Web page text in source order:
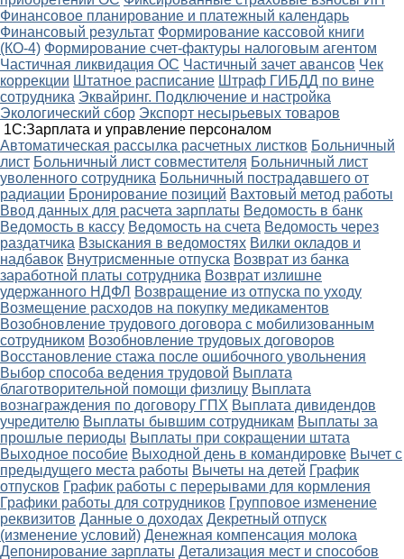
Финансовое планирование и платежный календарь
Финансовый результат Формирование кассовой книги
(КО-4) Формирование счет-фактуры налоговым агентом
Частичная ликвидация ОС Частичный зачет авансов Чек
коррекции Штатное расписание Штраф ГИБДД по вине
сотрудника Эквайринг. Подключение и настройка
Экологический сбор Экспорт несырьевых товаров
1С:Зарплата и управление персоналом
Автоматическая рассылка расчетных листков Больничный
лист Больничный лист совместителя Больничный лист
уволенного сотрудника Больничный пострадавшего от
радиации Бронирование позиций Вахтовый метод работы
Ввод данных для расчета зарплаты Ведомость в банк
Ведомость в кассу Ведомость на счета Ведомость через
раздатчика Взыскания в ведомостях Вилки окладов и
надбавок Внутрисменные отпуска Возврат из банка
заработной платы сотрудника Возврат излишне
удержанного НДФЛ Возвращение из отпуска по уходу
Возмещение расходов на покупку медикаментов
Возобновление трудового договора с мобилизованным
сотрудником Возобновление трудовых договоров
Восстановление стажа после ошибочного увольнения
Выбор способа ведения трудовой Выплата
благотворительной помощи физлицу Выплата
вознаграждения по договору ГПХ Выплата дивидендов
учредителю Выплаты бывшим сотрудникам Выплаты за
прошлые периоды Выплаты при сокращении штата
Выходное пособие Выходной день в командировке Вычет с
предыдущего места работы Вычеты на детей График
отпусков График работы с перерывами для кормления
Графики работы для сотрудников Групповое изменение
реквизитов Данные о доходах Декретный отпуск
(изменение условий) Денежная компенсация молока
Депонирование зарплаты Детализация мест и способов